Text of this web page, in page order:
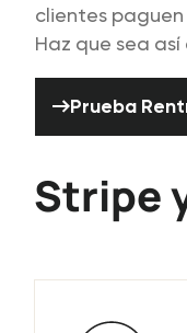
clientes paguen
Haz que sea así
Prueba
Stripe